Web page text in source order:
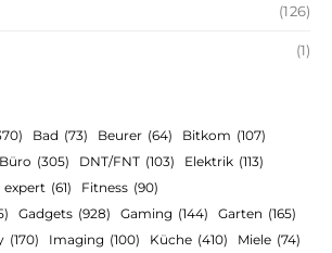
(126)
(1)
Bad (73) Beurer (64) Bitkom (107)
Büro (305) DNT/FNT (103) Elektrik (113)
expert (61) Fitness (90)
Gadgets (928) Gaming (144) Garten (165)
(170) Imaging (100) Küche (410) Miele (74)